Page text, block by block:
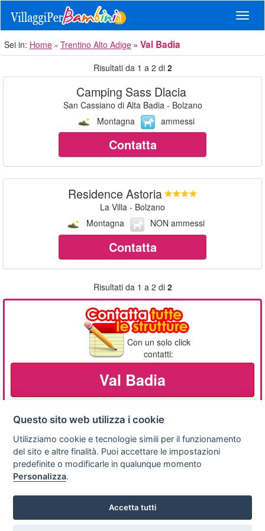
Sei in: Home Trentino Alto Adige Val Badia
Risultati da 1 a 2 di 2
Camping Sass Dlacia
San Cassiano di Alta Badia - Bolzano
Montagna
ammessi
Contatta
Residence Astoria
La Villa - Bolzano
Montagna
NON ammessi
Contatta
Risultati da 1 a 2 di 2
Con un solo click
contatti:
Val Badia
Privacy
policy
Avviso
legale
Scrivici
Preferenze cookie
Copyright © 2008
SVILUPPO TURISMO ITALIA S.r.L. unipersonale
Questo sito web utilizza i cookie
Utilizziamo cookie e tecnologie simili per il funzionamento
del sito e altre finalità. Puoi accettare le impostazioni
predefinite o modificarle in qualunque momento
Personalizza.
Accetta tutti